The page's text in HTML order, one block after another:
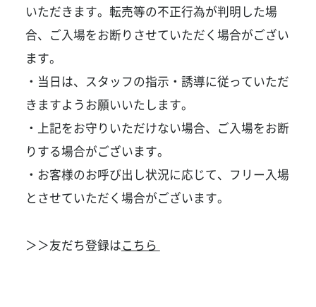
いただきます。転売等の不正行為が判明した場
合、ご入場をお断りさせていただく場合がござい
ます。
・当日は、スタッフの指示・誘導に従っていただ
きますようお願いいたします。
・上記をお守りいただけない場合、ご入場をお断
りする場合がございます。
・お客様のお呼び出し状況に応じて、フリー入場
とさせていただく場合がございます。
＞＞友だち登録はこちら